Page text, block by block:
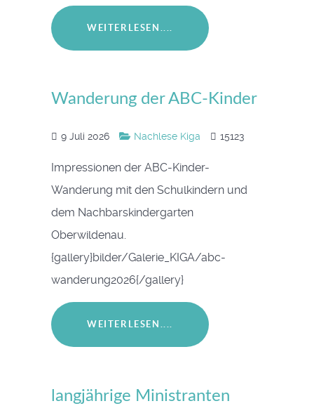
WEITERLESEN....
Wanderung der ABC-Kinder
9 Juli 2026 Nachlese Kiga 15123
Impressionen der ABC-Kinder-
Wanderung mit den Schulkindern und
dem Nachbarskindergarten
Oberwildenau.
{gallery}bilder/Galerie_KIGA/abc-
wanderung2026{/gallery}
WEITERLESEN....
langjährige Ministranten